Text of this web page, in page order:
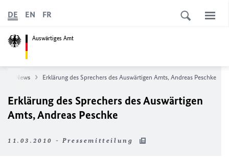
Auswärtiges Amt
DE EN FR
News Erklärung des Sprechers des Auswärtigen Amts, Andreas Peschke
Erklärung des Sprechers des Auswärtigen
Amts, Andreas Peschke
11.03.2010 - Pressemitteilung